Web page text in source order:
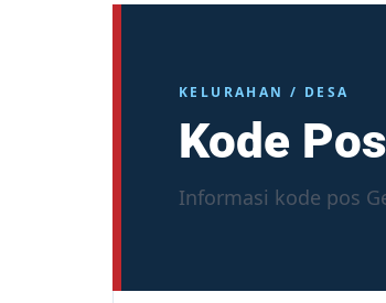
KELURAHAN / DESA
Kode
Informasi kode pos